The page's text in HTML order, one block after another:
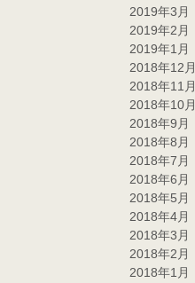
2019年3月
2019年2月
2019年1月
2018年12月
2018年11月
2018年10月
2018年9月
2018年8月
2018年7月
2018年6月
2018年5月
2018年4月
2018年3月
2018年2月
2018年1月